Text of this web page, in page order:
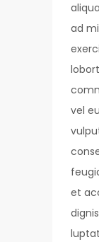
ad
vel
et